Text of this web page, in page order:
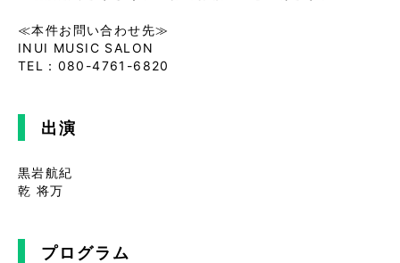
≪本件お問い合わせ先≫
INUI MUSIC SALON
TEL：080-4761-6820
出演
黒岩航紀
乾 将万
プログラム